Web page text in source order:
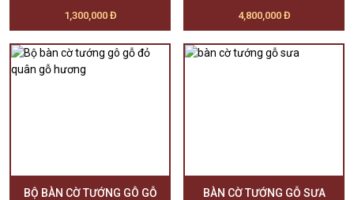
1,300,000 Đ
TRÂU ĐEN - TRẮNG
4,800,000 Đ
BỘ BÀN CỜ TƯỚNG GÔ GỖ
BÀN CỜ TƯỚNG GỖ SƯA